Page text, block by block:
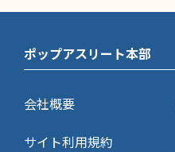
ポップアスリート本部
会社概要
サイト利用規約